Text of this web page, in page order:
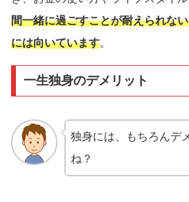
間一緒に過ごすことが耐えられな
には向いています。
一生独身のデメリット
独身には、もちろんデ
ね？